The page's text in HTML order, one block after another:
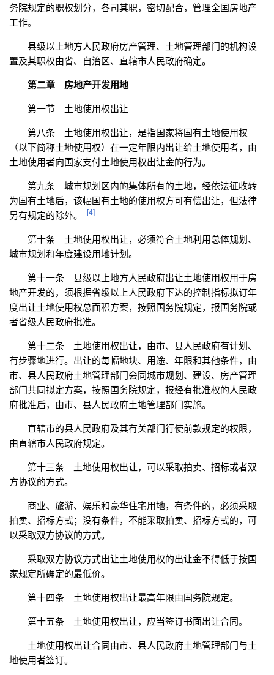
务院规定的职权划分，各司其职，密切配合，管理全国房地产
工作。
县级以上地方人民政府房产管理、土地管理部门的机构设
置及其职权由省、自治区、直辖市人民政府确定。
第二章 房地产开发用地
第一节 土地使用权出让
第八条 土地使用权出让，是指国家将国有土地使用权
（以下简称土地使用权）在一定年限内出让给土地使用者，由
土地使用者向国家支付土地使用权出让金的行为。
第九条 城市规划区内的集体所有的土地，经依法征收转
为国有土地后，该幅国有土地的使用权方可有偿出让，但法律
另有规定的除外。
[4]
第十条 土地使用权出让，必须符合土地利用总体规划、
城市规划和年度建设用地计划。
第十一条 县级以上地方人民政府出让土地使用权用于房
地产开发的，须根据省级以上人民政府下达的控制指标拟订年
度出让土地使用权总面积方案，按照国务院规定，报国务院或
者省级人民政府批准。
第十二条 土地使用权出让，由市、县人民政府有计划、
有步骤地进行。出让的每幅地块、用途、年限和其他条件，由
市、县人民政府土地管理部门会同城市规划、建设、房产管理
部门共同拟定方案，按照国务院规定，报经有批准权的人民政
府批准后，由市、县人民政府土地管理部门实施。
直辖市的县人民政府及其有关部门行使前款规定的权限，
由直辖市人民政府规定。
第十三条 土地使用权出让，可以采取拍卖、招标或者双
方协议的方式。
商业、旅游、娱乐和豪华住宅用地，有条件的，必须采取
拍卖、招标方式；没有条件，不能采取拍卖、招标方式的，可
以采取双方协议的方式。
采取双方协议方式出让土地使用权的出让金不得低于按国
家规定所确定的最低价。
第十四条 土地使用权出让最高年限由国务院规定。
第十五条 土地使用权出让，应当签订书面出让合同。
土地使用权出让合同由市、县人民政府土地管理部门与土
地使用者签订。